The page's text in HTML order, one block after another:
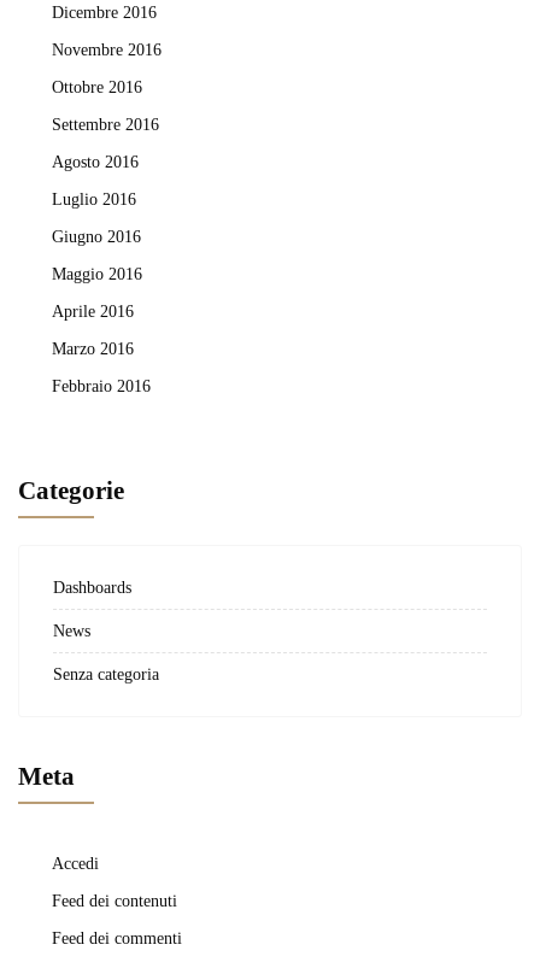
Dicembre 2016
Novembre 2016
Ottobre 2016
Settembre 2016
Agosto 2016
Luglio 2016
Giugno 2016
Maggio 2016
Aprile 2016
Marzo 2016
Febbraio 2016
Categorie
Dashboards
News
Senza categoria
Meta
Accedi
Feed dei contenuti
Feed dei commenti